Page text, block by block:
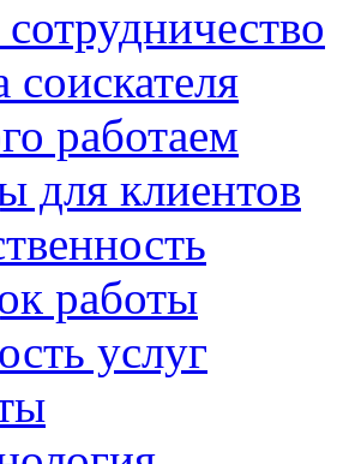
сотрудничество
соискателя
работаем
для клиентов
работы
услуг